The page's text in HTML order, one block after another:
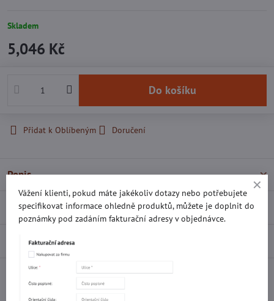
Skladem
5,046 Kč
Do košíku
Přidat k Oblíbeným Doručení
Popis
Recenze 0
Diskuse 0
Facebook TwitterBluesky
Vážení klienti, pokud máte jakékoliv dotazy nebo potřebujete
specifikovat informace ohledně produktů, můžete je doplnit do
poznámky pod zadáním fakturační adresy v objednávce.